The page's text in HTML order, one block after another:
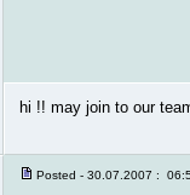
hi !! may join to our
Posted - 30.07.2007 :